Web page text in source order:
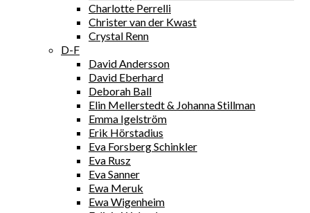
Charlotte Perrelli
Christer van der Kwast
Crystal Renn
D-F
David Andersson
David Eberhard
Deborah Ball
Elin Mellerstedt & Johanna Stillman
Emma Igelström
Erik Hörstadius
Eva Forsberg Schinkler
Eva Rusz
Eva Sanner
Ewa Meruk
Ewa Wigenheim